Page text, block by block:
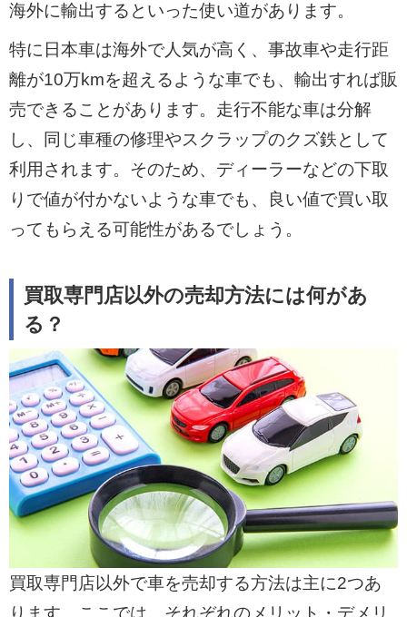
海外に輸出するといった使い道があります。
特に日本車は海外で人気が高く、事故車や走行距
離が10万kmを超えるような車でも、輸出すれば販
売できることがあります。走行不能な車は分解
し、同じ車種の修理やスクラップのクズ鉄として
利用されます。そのため、ディーラーなどの下取
りで値が付かないような車でも、良い値で買い取
ってもらえる可能性があるでしょう。
買取専門店以外の売却方法には何があ
る？
買取専門店以外で車を売却する方法は主に2つあ
ります。ここでは、それぞれのメリット・デメリ